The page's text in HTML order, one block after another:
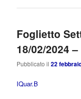
Foglietto
18/02/2024
Pubblicato il22
IQuar.B